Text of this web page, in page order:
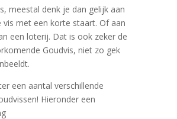
meestal denk je dan gelijk aan
vis met een korte staart. Of aan
een loterij. Dat is ook zeker de
Goudvis, niet zo gek
een aantal verschillende
Hieronder een